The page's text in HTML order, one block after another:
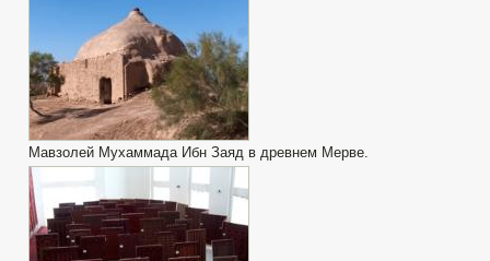
Мавзолей Мухаммада Ибн Заяд в древнем Мерве.